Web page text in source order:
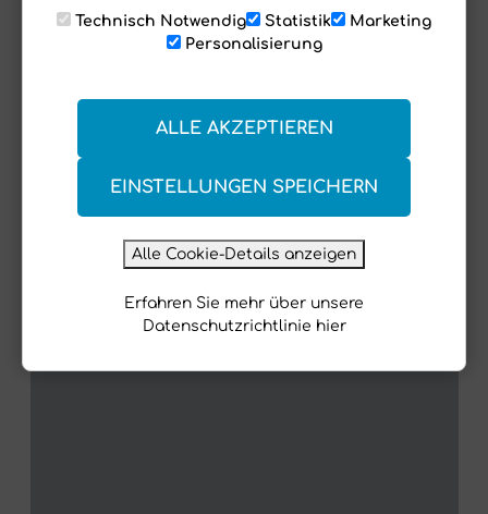
Technisch Notwendig Statistik
Marketing
Personalisierung
EINSTELLUNGEN SPEICHERN
ALLE AKZEPTIEREN
Alle Cookie-Details anzeigen
Erfahren Sie mehr über unsere
Datenschutzrichtlinie hier
Jetzt mehr erleben!
aufgetreten.